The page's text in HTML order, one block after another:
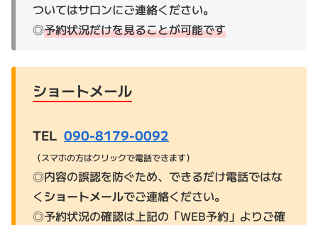
ついてはサロンにご連絡ください。
◎予約状況だけを見ることが可能です
ショートメール
TEL 090-8179-0092
（スマホの方はクリックで電話できます）
◎内容の誤認を防ぐため、できるだけ電話ではな
くショートメールでご連絡ください。
◎予約状況の確認は上記の「WEB予約」よりご確